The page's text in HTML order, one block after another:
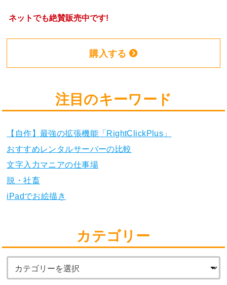
ネットでも絶賛販売中です!
購入する
注目のキーワード
【自作】最強の拡張機能「RightClickPlus」
おすすめレンタルサーバーの比較
文字入力マニアの仕事場
脱・社畜
iPadでお絵描き
カテゴリー